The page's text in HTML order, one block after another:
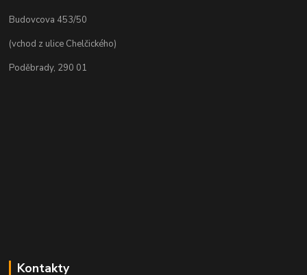
Budovcova 453/50
(vchod z ulice Chelčického)
Poděbrady, 290 01
Kontakty